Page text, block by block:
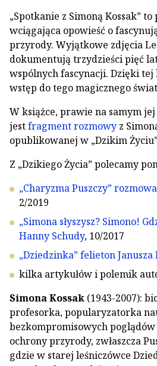
„Spotkanie z Simoną Kossak”
wciągająca opowieść o
przyrody. Wyjątkowe zdjęcia
dokumentują trzydzieści pięć
wspólnych fascynacji. Dzięki tej
wstęp do tego magicznego
W książce, prawie na samym
jestfragment rozmowy z
opublikowanej w „Dzikim
Z „Dzikiego Życia” polecamy
„Charyzma Puszczy”
2/2019
„Simona słyszysz? Simono!
Hanny Schudy, 10/2017
„Dziedzinka” felieton
kilka artykułów i polemik
Simona Kossak (1943-2007):
profesorka, popularyzatorka
bezkompromisowych poglądów
ochrony przyrody, zwłaszcza
gdzie w starej leśniczówce